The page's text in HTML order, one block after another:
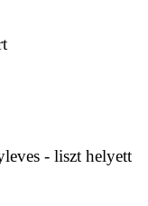
- liszt helyett